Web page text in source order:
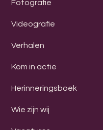
Fotografie
Videografie
Verhalen
Kom in actie
Herinneringsboek
Wie zijn wij